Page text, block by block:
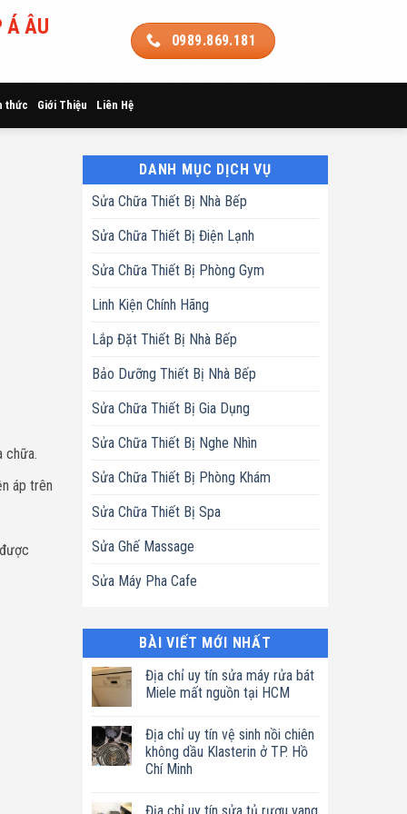
Á ÂU
0989.869.181
thức Giới Thiệu Liên Hệ
chữa.
áp trên
DANH MỤC DỊCH VỤ
Sửa Chữa Thiết Bị Nhà Bếp
Sửa Chữa Thiết Bị Điện Lạnh
Sửa Chữa Thiết Bị Phòng Gym
Linh Kiện Chính Hãng
Lắp Đặt Thiết Bị Nhà Bếp
Bảo Dưỡng Thiết Bị Nhà Bếp
Sửa Chữa Thiết Bị Gia Dụng
Sửa Chữa Thiết Bị Nghe Nhìn
Sửa Chữa Thiết Bị Phòng Khám
Sửa Chữa Thiết Bị Spa
Sửa Ghế Massage
Sửa Máy Pha Cafe
BÀI VIẾT MỚI NHẤT
Địa chỉ uy tín sửa máy rửa bát
Miele mất nguồn tại HCM
bình
luận
ở
Địa
tín
Địa chỉ uy tín vệ sinh nồi chiên
không dầu Klasterin ở TP. Hồ
Chí Minh